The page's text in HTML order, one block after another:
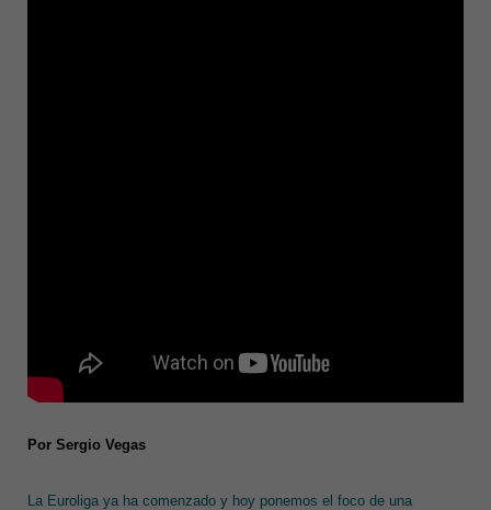
Por Sergio Vegas
La Euroliga ya ha comenzado y hoy ponemos el foco de una